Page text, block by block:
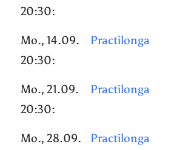
20:30:
Mo., 14.09.
20:30:
Practilonga
Mo., 21.09.
20:30:
Practilonga
Mo., 28.09.
Practilonga